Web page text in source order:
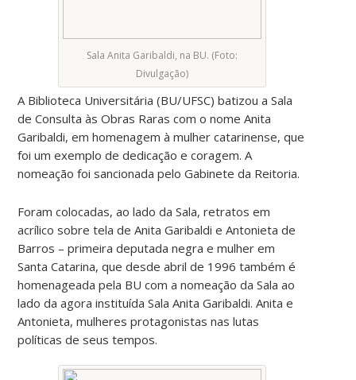
Sala Anita Garibaldi, na BU. (Foto:
Divulgação)
A Biblioteca Universitária (BU/UFSC) batizou a Sala
de Consulta às Obras Raras com o nome Anita
Garibaldi, em homenagem à mulher catarinense, que
foi um exemplo de dedicação e coragem. A
nomeação foi sancionada pelo Gabinete da Reitoria.
Foram colocadas, ao lado da Sala, retratos em
acrílico sobre tela de Anita Garibaldi e Antonieta de
Barros – primeira deputada negra e mulher em
Santa Catarina, que desde abril de 1996 também é
homenageada pela BU com a nomeação da Sala ao
lado da agora instituída Sala Anita Garibaldi. Anita e
Antonieta, mulheres protagonistas nas lutas
políticas de seus tempos.